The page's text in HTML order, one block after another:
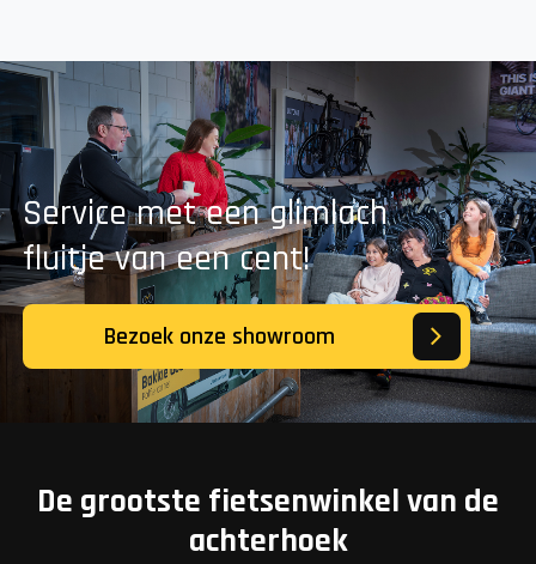
Service met een glimlach
fluitje van een cent!
Bezoek onze showroom
De grootste fietsenwinkel van de
achterhoek